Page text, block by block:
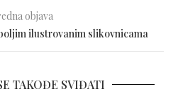
objava
ilustrovanim slikovnicama
TAKOĐE SVIĐATI